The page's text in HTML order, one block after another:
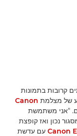
קרובות בתמונות
של מצלמת Canon
"אני משתמשת
נכון ואז קופצת
Canon עם עדשת